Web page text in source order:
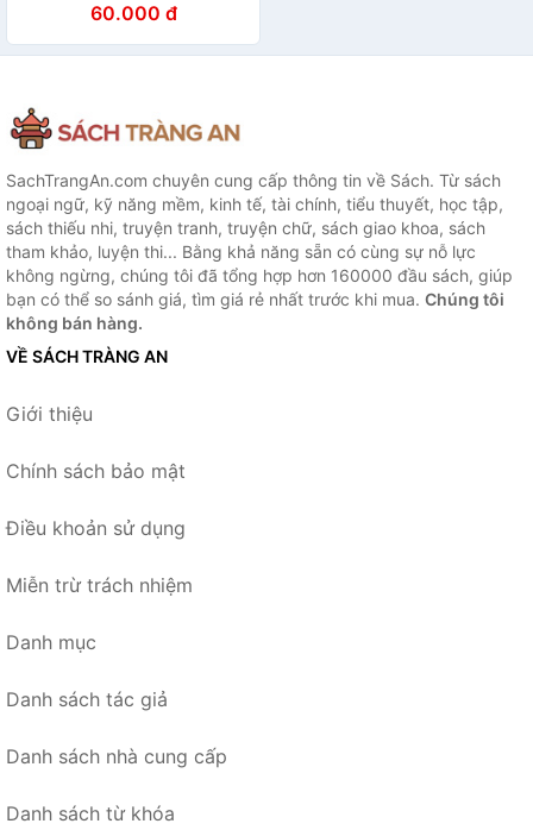
60.000 đ
SachTrangAn.com chuyên cung cấp thông tin về Sách. Từ sách
ngoại ngữ, kỹ năng mềm, kinh tế, tài chính, tiểu thuyết, học tập,
sách thiếu nhi, truyện tranh, truyện chữ, sách giao khoa, sách
tham khảo, luyện thi... Bằng khả năng sẵn có cùng sự nỗ lực
không ngừng, chúng tôi đã tổng hợp hơn 160000 đầu sách, giúp
bạn có thể so sánh giá, tìm giá rẻ nhất trước khi mua. Chúng tôi
không bán hàng.
VỀ SÁCH TRÀNG AN
Giới thiệu
Chính sách bảo mật
Điều khoản sử dụng
Miễn trừ trách nhiệm
Danh mục
Danh sách tác giả
Danh sách nhà cung cấp
Danh sách từ khóa